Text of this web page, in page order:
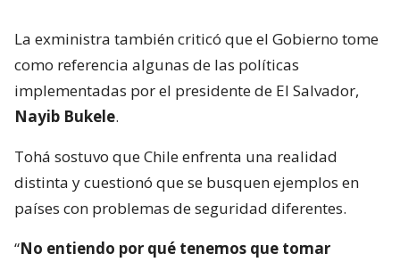
La exministra también criticó que el Gobierno tome
como referencia algunas de las políticas
implementadas por el presidente de El Salvador,
Nayib Bukele.
Tohá sostuvo que Chile enfrenta una realidad
distinta y cuestionó que se busquen ejemplos en
países con problemas de seguridad diferentes.
“No entiendo por qué tenemos que tomar